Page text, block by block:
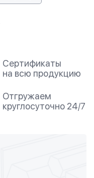
Сертификаты
на всю продукцию
Отгружаем
круглосуточно 24/7